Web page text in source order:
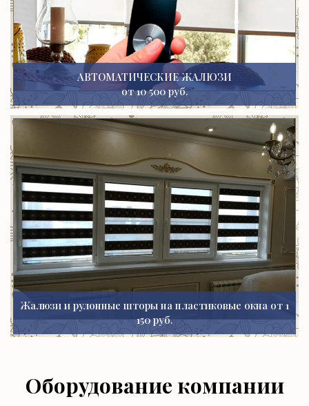
АВТОМАТИЧЕСКИЕ ЖАЛЮЗИ
от 10 500 руб.
Жалюзи и рулонные шторы на пластиковые окна от 1
150 руб.
Оборудование компании